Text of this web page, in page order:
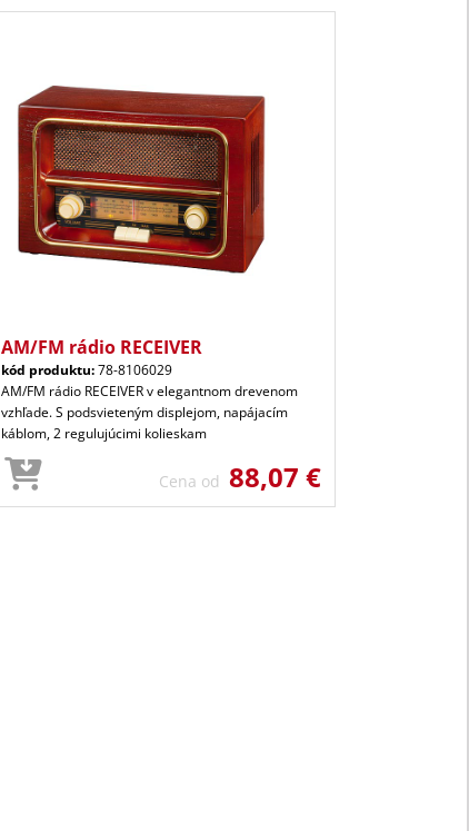
AM/FM rádio RECEIVER
kód produktu:78-8106029
AM/FM rádio RECEIVER v elegantnom drevenom
vzhľade. S podsvieteným displejom, napájacím
káblom, 2 regulujúcimi kolieskam
Cena od 88,07 €